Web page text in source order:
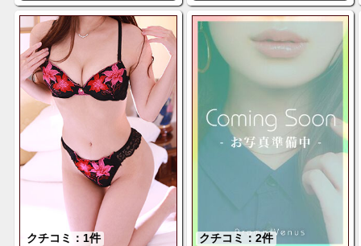
クチコミ：1件
クチコミ：2件